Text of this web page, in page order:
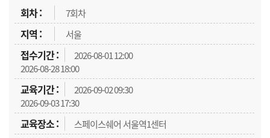
7회차
서울
2026-08-01 12:00
2026-08-28 18:00
2026-09-02 09:30
2026-09-03 17:30
스페이스쉐어 서울역1센터